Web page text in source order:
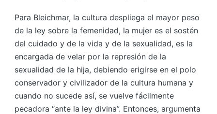
Para Bleichmar, la cultura despliega el mayor peso
de la ley sobre la femenidad, la mujer es el sostén
del cuidado y de la vida y de la sexualidad, es la
encargada de velar por la represión de la
sexualidad de la hija, debiendo erigirse en el polo
conservador y civilizador de la cultura humana y
cuando no sucede así, se vuelve fácilmente
pecadora “ante la ley divina”. Entonces, argumenta